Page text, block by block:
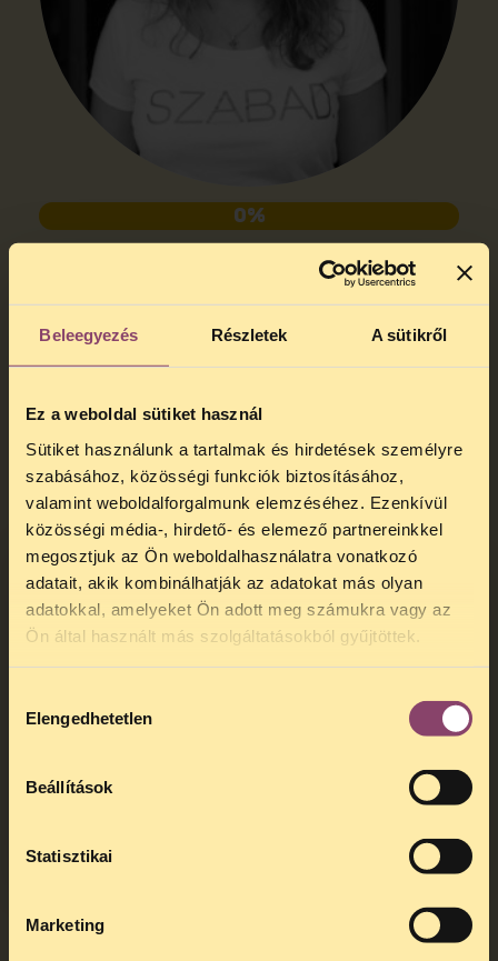
Beleegyezés Részletek A sütikről
Ez a weboldal sütiket használ
Sütiket használunk a tartalmak és hirdetések személyre
szabásához, közösségi funkciók biztosításához,
valamint weboldalforgalmunk elemzéséhez. Ezenkívül
közösségi média-, hirdető- és elemező partnereinkkel
megosztjuk az Ön weboldalhasználatra vonatkozó
adatait, akik kombinálhatják az adatokat más olyan
adatokkal, amelyeket Ön adott meg számukra vagy az
Ön által használt más szolgáltatásokból gyűjtöttek.
kiválasztása
Elengedhetetlen
Beállítások
Statisztikai
Marketing
0%
KRAJNYIK CINTI
TELEFONOS JOGSEGÉLY
SZÜNET!
hogytelefonos jogsegélyünk július 27 és
telefonos jogsegély
kedden, 13 és 15 óra között lesz
alatt is elér minket.